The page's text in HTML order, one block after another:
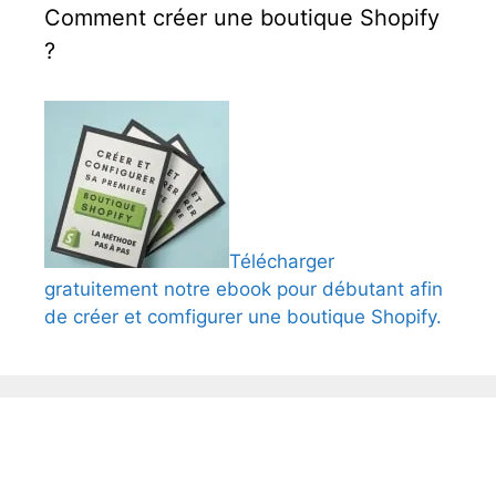
Comment créer une boutique Shopify
?
Télécharger
gratuitement notre ebook pour débutant afin
de créer et comfigurer une boutique Shopify.